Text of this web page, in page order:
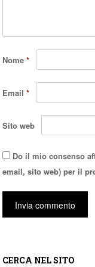
Nome*
Email*
Sito web
Do il mio consenso
email, sito web) per il
CERCA NEL SITO